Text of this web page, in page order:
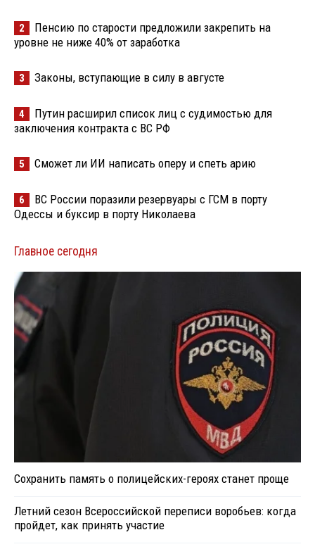
2
Пенсию по старости предложили закрепить на
уровне не ниже 40% от заработка
3 Законы, вступающие в силу в августе
4
Путин расширил список лиц с судимостью для
заключения контракта с ВС РФ
5 Сможет ли ИИ написать оперу и спеть арию
6
ВС России поразили резервуары с ГСМ в порту
Одессы и буксир в порту Николаева
Главное сегодня
Сохранить память о полицейских-героях станет проще
Летний сезон Всероссийской переписи воробьев: когда
пройдет, как принять участие